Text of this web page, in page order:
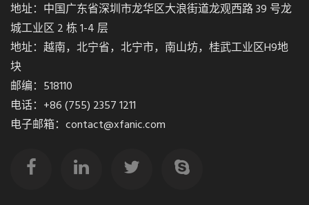
地址：中国广东省深圳市龙华区大浪街道龙观西路 39 号龙
城工业区 2 栋 1-4 层
地址：越南，北宁省，北宁市，南山坊，桂武工业区H9地
块
邮编：518110
电话：+86 (755) 2357 1211
电子邮箱：contact@xfanic.com